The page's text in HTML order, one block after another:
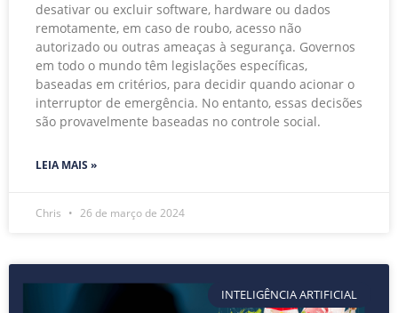
desativar ou excluir software, hardware ou dados
remotamente, em caso de roubo, acesso não
autorizado ou outras ameaças à segurança. Governos
em todo o mundo têm legislações específicas,
baseadas em critérios, para decidir quando acionar o
interruptor de emergência. No entanto, essas decisões
são provavelmente baseadas no controle social.
LEIA MAIS »
Chris 26 de março de 2024
INTELIGÊNCIA ARTIFICIAL